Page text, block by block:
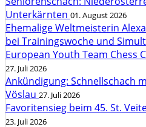
Unterkärnten 01. August 2026
Ehemalige Weltmeisterin
bei Trainingswoche und
European Youth Team Chess
27. Juli 2026
Ankündigung: Schnellschach
Vöslau 27. Juli 2026
Favoritensieg beim 45. St.
23. Juli 2026